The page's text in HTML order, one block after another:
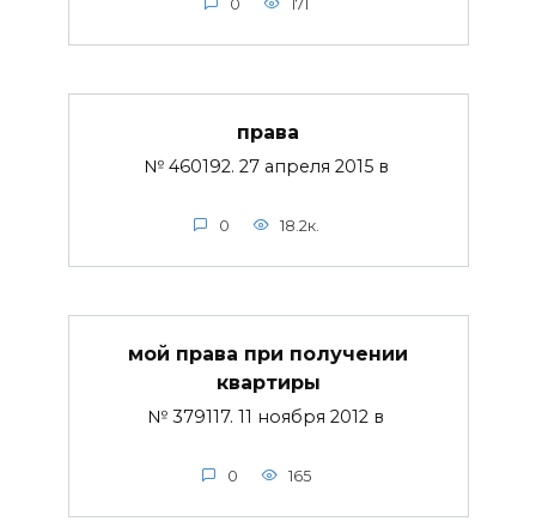
0 171
права
№ 460192. 27 апреля 2015 в
0 18.2к.
мой права при получении
квартиры
№ 379117. 11 ноября 2012 в
0 165